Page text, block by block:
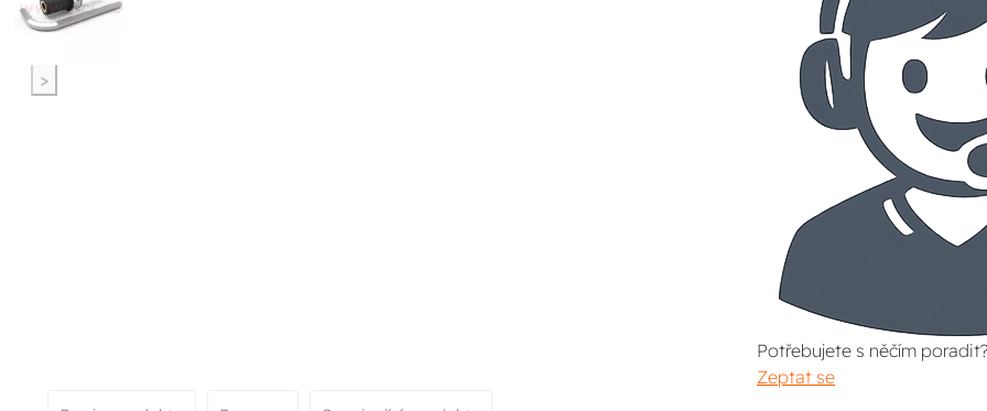
>
Potřebujete s něčím poradit?
Zeptat se